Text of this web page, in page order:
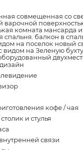
совмещенная со
варочной
комната мансарда и
спальня. балкон в
на поселок новый
видом на Зеленую
кофе / чая
и стулья
связи